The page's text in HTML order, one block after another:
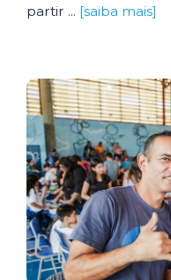
partir ... [saiba mais]